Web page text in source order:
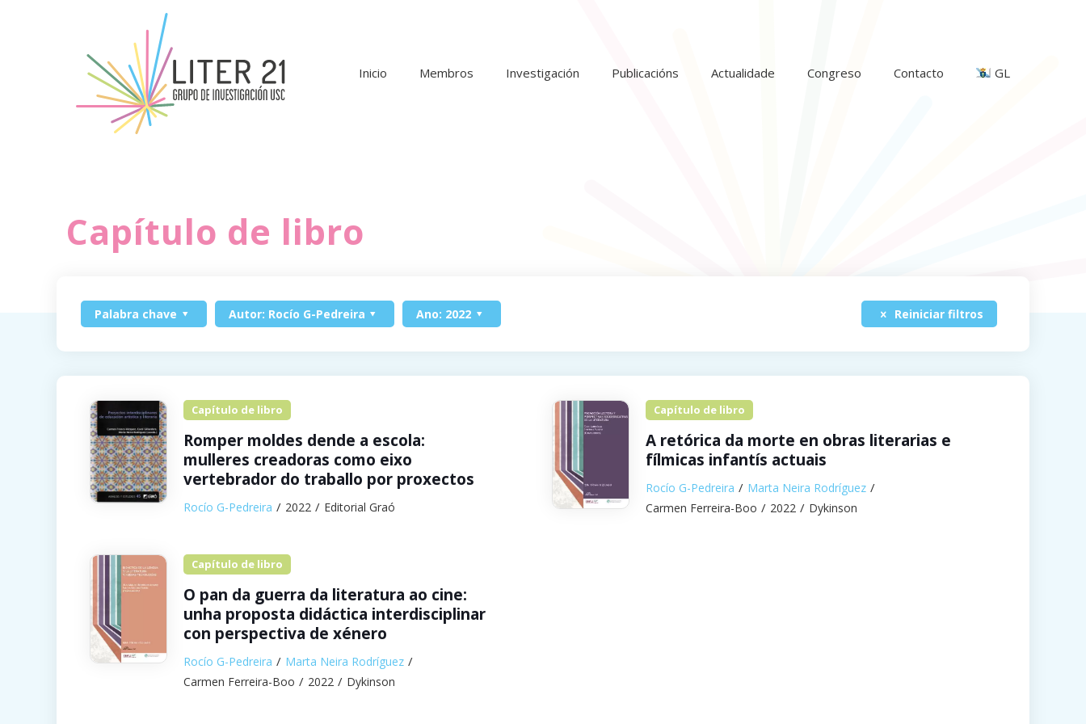
Inicio Membros Investigación Publicacións Actualidade Congreso Contacto GL
Capítulo de libro
Palabra chave Autor: Rocío G-Pedreira Ano: 2022 Reiniciar filtros
Capítulo de libro
Romper moldes dende a escola:
mulleres creadoras como eixo
vertebrador do traballo por proxectos
Rocío G-Pedreira 2022 Editorial Graó
Capítulo de libro
A retórica da morte en obras literarias e
fílmicas infantís actuais
Rocío G-Pedreira
Marta Neira Rodríguez
Carmen Ferreira-Boo
2022 Dykinson
Capítulo de libro
O pan da guerra da literatura ao cine:
unha proposta didáctica interdisciplinar
con perspectiva de xénero
Rocío G-Pedreira
Marta Neira Rodríguez
Carmen Ferreira-Boo
2022 Dykinson